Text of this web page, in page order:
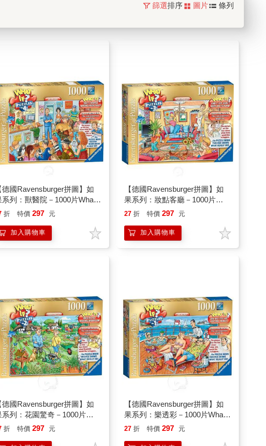
篩選排序 圖片 條列
德國Ravensburger拼圖】如
系列：獸醫院－1000片What
4： At the Vets
折 特價 297 元
加入購物車
【德國Ravensburger拼圖】如
果系列：妝點客廳－1000片
What If? 3： Home Makeover
27 折 特價 297 元
加入購物車
德國Ravensburger拼圖】如
系列：花園驚奇－1000片
If? 2： Garden Tours
折 特價 297 元
【德國Ravensburger拼圖】如
果系列：樂透彩－1000片What
If? 1： The Lottery
27 折 特價 297 元